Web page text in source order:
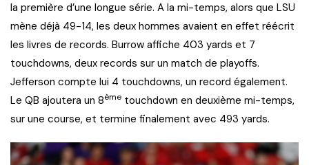
la première d’une longue série. A la mi-temps, alors que LSU
mène déjà 49-14, les deux hommes avaient en effet réécrit
les livres de records. Burrow affiche 403 yards et 7
touchdowns, deux records sur un match de playoffs.
Jefferson compte lui 4 touchdowns, un record également.
Le QB ajoutera un 8ème touchdown en deuxième mi-temps,
sur une course, et termine finalement avec 493 yards.